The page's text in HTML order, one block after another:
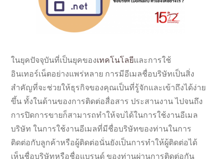
ในยุคปัจจุบันที่เป็นยุคของเทคโนโลยีและการใช้
อินเทอร์เน็ตอย่างแพร่หลาย การมีอีเมลชื่อบริษัทเป็นสิ่ง
สำคัญที่จะช่วยให้ธุรกิจของคุณเป็นที่รู้จักและเข้าถึงได้ง่าย
ขึ้น ทั้งในด้านของการติดต่อสื่อสาร ประสานงาน ไปจนถึง
การปิดการขายก็สามารถทำให้จบได้ในการใช้งานอีเมล
บริษัท ในการใช้งานอีเมลที่มีชื่อบริษัทของท่านในการ
ติดต่อกับลูกค้าหรือผู้ติดต่อนั่นยังเป็นการทำให้ผู้ติดต่อได้
เห็นชื่อบริษัทหรือชื่อแบรนด์ ของท่านผ่านการติดต่อกัน